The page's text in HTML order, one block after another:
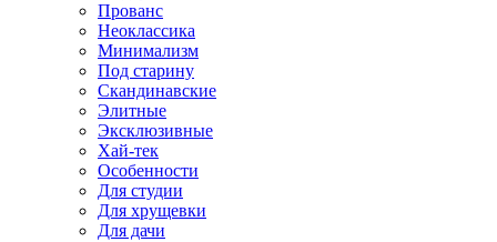
Прованс
Неоклассика
Минимализм
Под старину
Скандинавские
Элитные
Эксклюзивные
Хай-тек
Особенности
Для студии
Для хрущевки
Для дачи